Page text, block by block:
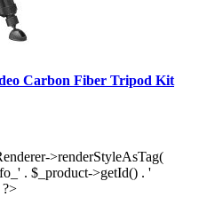
Carbon Fiber Tripod Kit
>renderStyleAsTag(
. $_product->getId() . '
?>